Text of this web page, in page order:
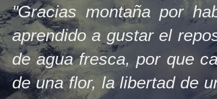
"Gracias montaña por
aprendido a gustar el
de agua fresca, por que
de una flor, la libertad de